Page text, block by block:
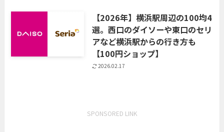
【2026年】横浜駅周辺の100均4
選。西口のダイソーや東口のセリ
アなど横浜駅からの行き方も
【100円ショップ】
2026.02.17
SPONSORED LINK